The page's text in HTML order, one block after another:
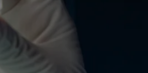
Medizin
Unser Service für
Informationen zu Krankheiten
Diagnostik ist Vorsorge